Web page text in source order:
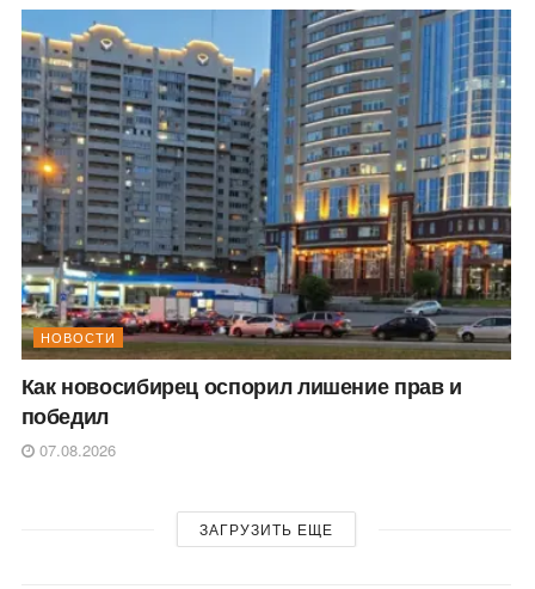
НОВОСТИ
Как новосибирец оспорил лишение прав и
победил
07.08.2026
ЗАГРУЗИТЬ ЕЩЕ